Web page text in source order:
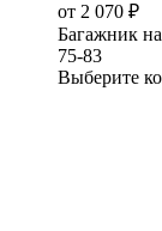
от 2 070 ₽
Багажник
75-83
Выберите